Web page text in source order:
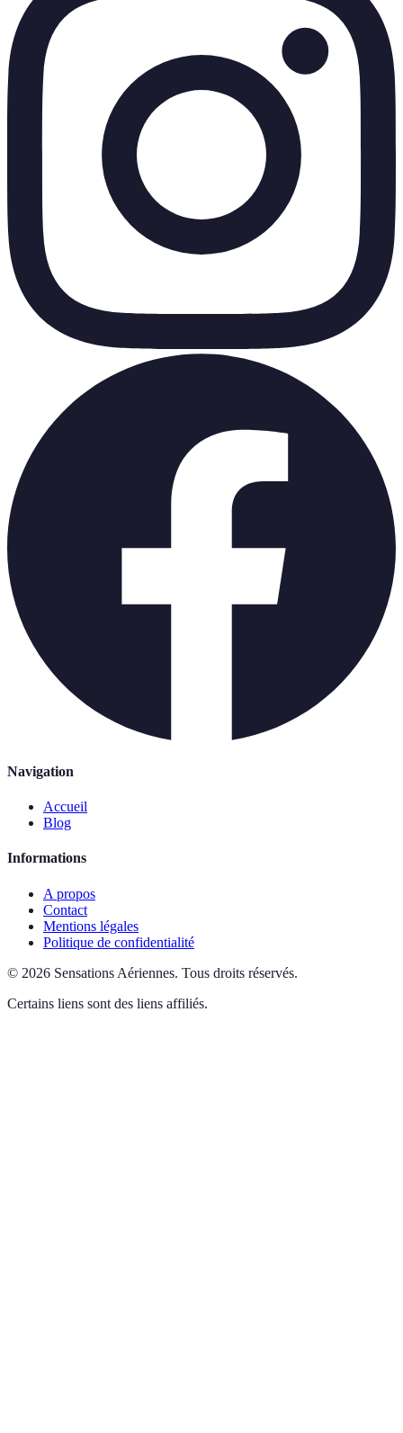
Navigation
Accueil
Blog
Informations
A propos
Contact
Mentions légales
Politique de confidentialité
© 2026 Sensations Aériennes. Tous droits réservés.
Certains liens sont des liens affiliés.